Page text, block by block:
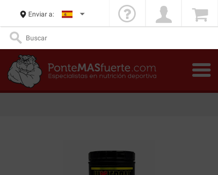
Enviar a: